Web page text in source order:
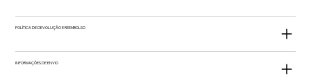
POLÍTICA DE DEVOLUÇÃO E REEMBOLSO
INFORMAÇÕES DE ENVIO